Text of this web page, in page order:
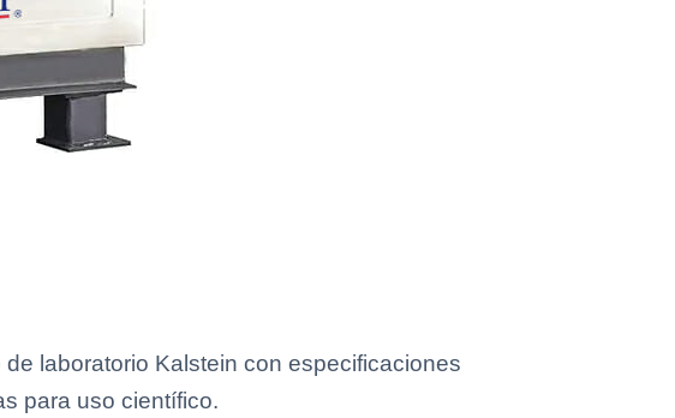
laboratorio Kalstein con especificaciones
para uso científico.